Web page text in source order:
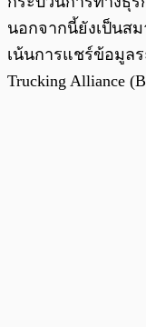
นอกจากนี้ยังเป็นส
เน้นการแชร์ข้อมูลร
Trucking Alliance